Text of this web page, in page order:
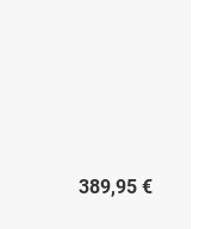
389,95 €